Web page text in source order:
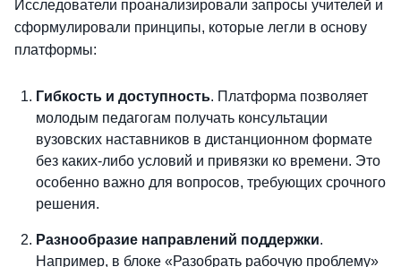
Исследователи проанализировали запросы учителей и
сформулировали принципы, которые легли в основу
платформы:
Гибкость и доступность. Платформа позволяет
молодым педагогам получать консультации
вузовских наставников в дистанционном формате
без каких-либо условий и привязки ко времени. Это
особенно важно для вопросов, требующих срочного
решения.
Разнообразие направлений поддержки.
Например, в блоке «Разобрать рабочую проблему»